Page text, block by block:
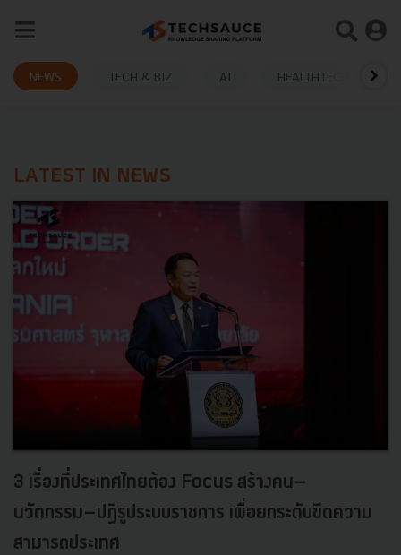
NEWS TECH & BIZ AI HEALTHTECH
LATEST IN NEWS
3 เรื่องที่ประเทศไทยต้อง Focus สร้างคน–
นวัตกรรม–ปฏิรูประบบราชการ เพื่อยกระดับขีดความ
สามารถประเทศ